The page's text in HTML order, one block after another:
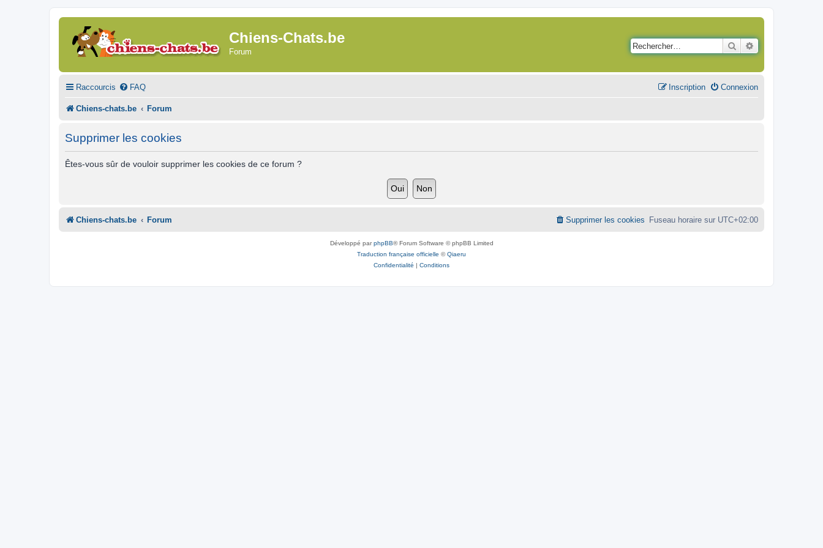
Chiens-Chats.be
Forum
Rechercher
Raccourcis FAQ Connexion
Inscription
Chiens-chats.be Forum
Supprimer les cookies
Êtes-vous sûr de vouloir supprimer les cookies de ce forum ?
Chiens-chats.be Forum Fuseau horaire sur UTC+02:00
Supprimer les cookies
Développé parphpBB® Forum Software © phpBB Limited
Traduction française officielle ©Qiaeru
Confidentialité | Conditions